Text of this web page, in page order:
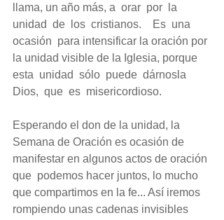
llama, un año más, a  orar  por  la
unidad  de  los  cristianos.    Es  una
ocasión  para intensificar la oración por
la unidad visible de la Iglesia, porque
esta  unidad  sólo  puede  dárnosla
Dios,  que  es  misericordioso.
Esperando el don de la unidad, la
Semana de Oración es ocasión de
manifestar en algunos actos de oración
que  podemos hacer juntos, lo mucho
que compartimos en la fe... Así iremos
rompiendo unas cadenas invisibles